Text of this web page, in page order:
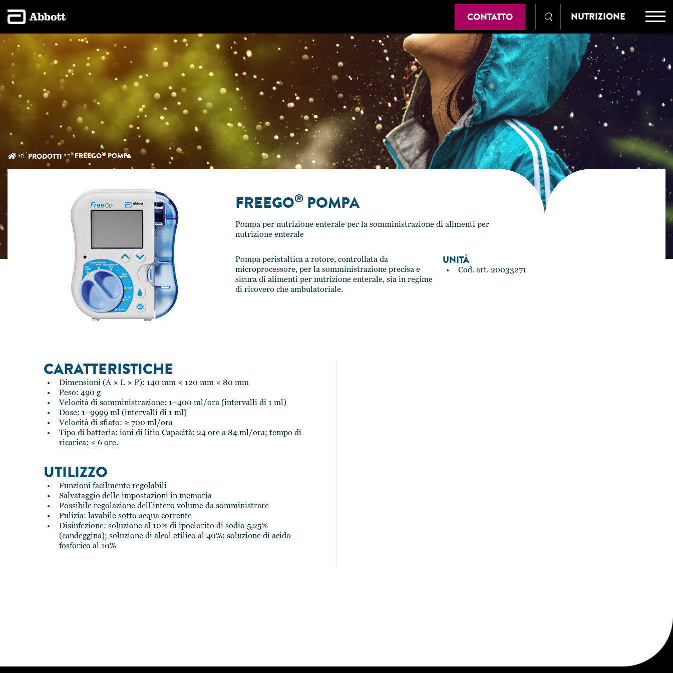
CONTATTO NUTRIZIONE
PRODOTTI FREEGO® POMPA
FREEGO®POMPA
Pompa per nutrizione enterale per la somministrazione di alimenti per
nutrizione enterale
Pompa peristaltica a rotore, controllata da
microprocessore, per la somministrazione precisa e
sicura di alimenti per nutrizione enterale, sia in regime
di ricovero che ambulatoriale.
UNITÀ
Cod. art. 20033271
CARATTERISTICHE
Dimensioni (A × L × P): 140 mm × 120 mm × 80 mm
Peso: 490 g
Velocità di somministrazione: 1–400 ml/ora (intervalli di 1 ml)
Dose: 1–9999 ml (intervalli di 1 ml)
Velocità di sfiato: ≥ 700 ml/ora
Tipo di batteria: ioni di litio Capacità: 24 ore a 84 ml/ora; tempo di
ricarica: ≤ 6 ore.
UTILIZZO
Funzioni facilmente regolabili
Salvataggio delle impostazioni in memoria
Possibile regolazione dell’intero volume da somministrare
Pulizia: lavabile sotto acqua corrente
Disinfezione: soluzione al 10% di ipoclorito di sodio 5,25%
(candeggina); soluzione di alcol etilico al 40%; soluzione di acido
fosforico al 10%